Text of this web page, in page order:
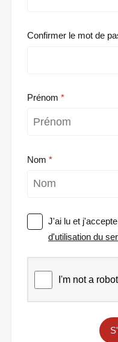
Confirmer le mot de
Prénom
Nom
J'ai lu et j'accepte
d'utilisation du